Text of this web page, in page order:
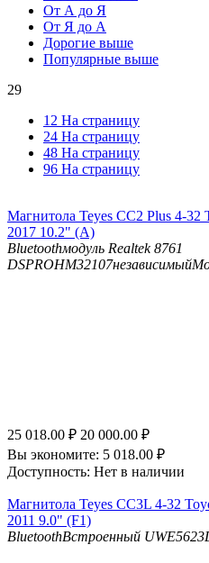
От А до Я
От Я до А
Дорогие выше
Популярные выше
29
12 На страницу
24 На страницу
48 На страницу
96 На страницу
Магнитола Teyes CC2 Plus 4-
2017 10.2" (A)
Bluetoothмодуль Realtek 8761
DSP
25 018.00 ₽ 20 000.00 ₽
Вы экономите: 5 018.00 ₽
Доступность: Нет в наличии
Магнитола Teyes CC3L 4-32
2011 9.0" (F1)
BluetoothВстроенный